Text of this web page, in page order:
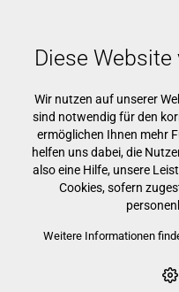
E-SHOP › PRAXIS›
Diese
Wir nutzen auf unserer
sind notwendig für den
ermöglichen Ihnen mehr
helfen uns dabei, die
also eine Hilfe, unsere
Cookies, sofern
Weitere Informationen